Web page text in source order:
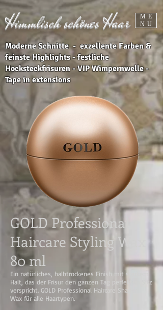
Himmlisch schönes Haar
Moderne Schnitte - exzellente Farben &
feinste Highlights - festliche
Hocksteckfrisuren - VIP Wimpernwelle -
Tape in extensions
ME
NU
GOLD Professional
Haircare Styling Wax
80 ml
Ein natürliches, halbtrockenes Finish mit starkem
Halt, das der Frisur den ganzen Tag perfekten Sitz
verspricht. GOLD Professional Haircare Shaper
Wax für alle Haartypen.